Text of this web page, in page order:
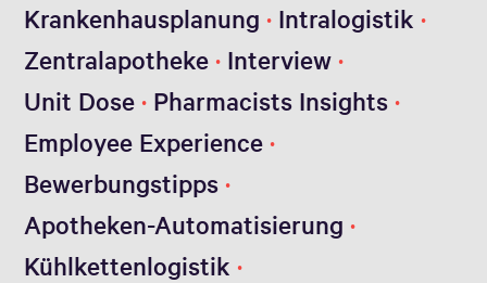
Krankenhausplanung
Intralogistik
Zentralapotheke Interview
Unit Dose Pharmacists Insights
Employee Experience
Bewerbungstipps
Apotheken-Automatisierung
Kühlkettenlogistik